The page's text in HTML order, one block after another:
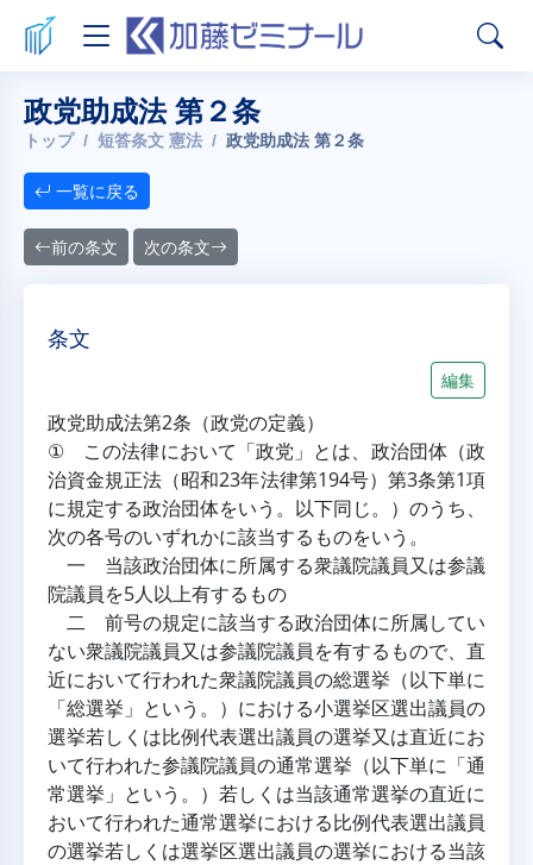
政党助成法 第２条
トップ 短答条文 憲法 政党助成法 第２条
一覧に戻る
前の条文 次の条文
条文
編集
政党助成法第2条（政党の定義）
① この法律において「政党」とは、政治団体（政
治資金規正法（昭和23年法律第194号）第3条第1項
に規定する政治団体をいう。以下同じ。）のうち、
次の各号のいずれかに該当するものをいう。
一 当該政治団体に所属する衆議院議員又は参議
院議員を5人以上有するもの
二 前号の規定に該当する政治団体に所属してい
ない衆議院議員又は参議院議員を有するもので、直
近において行われた衆議院議員の総選挙（以下単に
「総選挙」という。）における小選挙区選出議員の
選挙若しくは比例代表選出議員の選挙又は直近にお
いて行われた参議院議員の通常選挙（以下単に「通
常選挙」という。）若しくは当該通常選挙の直近に
おいて行われた通常選挙における比例代表選出議員
の選挙若しくは選挙区選出議員の選挙における当該